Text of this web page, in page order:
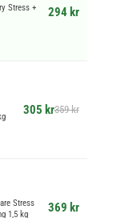
Stress +
294 kr
305 kr359 kr
Stress
1,5 kg
369 kr